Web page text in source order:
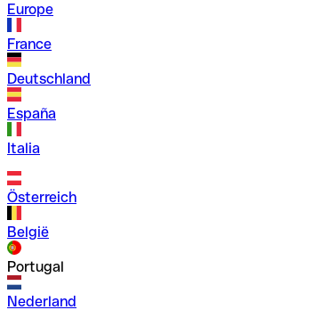
Europe
France
Deutschland
España
Italia
Österreich
België
Portugal
Nederland